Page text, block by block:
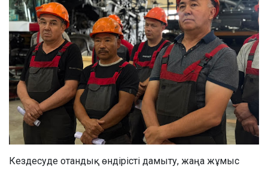
Кездесуде отандық өндірісті дамыту, жаңа жұмыс